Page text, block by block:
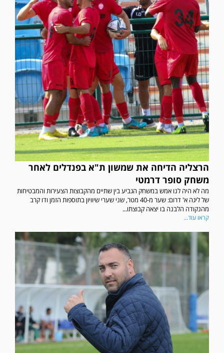
הרצליה הדיחה את שמשון ת"א בפנדלים לאחר
משחק סופר דרמטי
מה לא היה לנו אמש במשחק הגביע בין שתיים מהקבוצות הצעירות והמבטיחות
של ליגה א' דרום: שער מ-40 מטר, שני שערי שיוויון בתוספות הזמן ודו קרב
מהנקודה הלבנה בו יצאה קבוצתו...
קראו עוד...